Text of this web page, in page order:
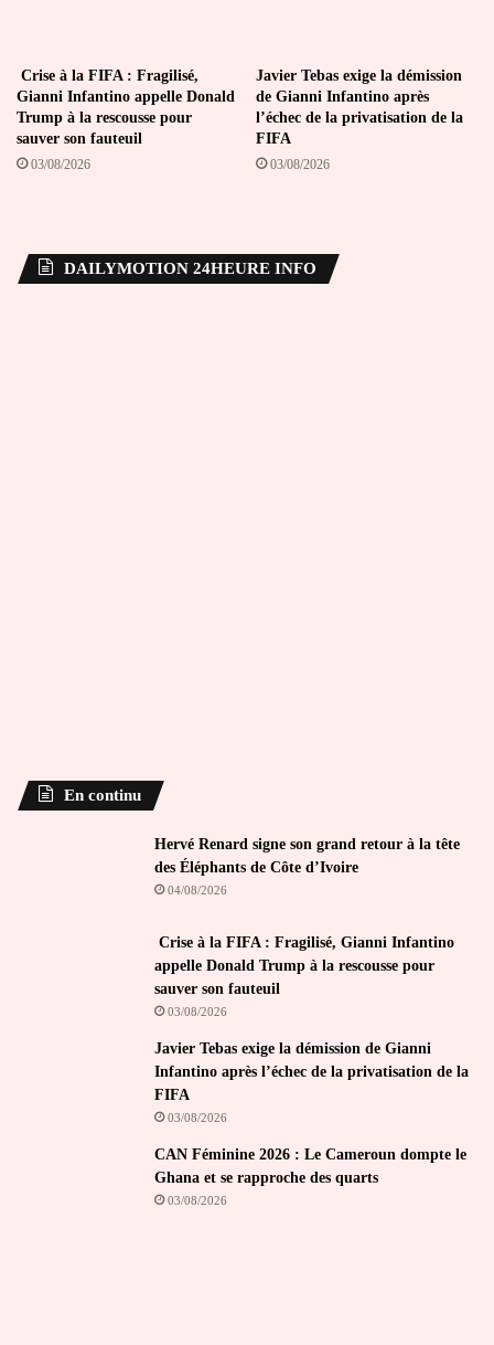
Crise à la FIFA : Fragilisé,
Gianni Infantino appelle Donald
Trump à la rescousse pour
sauver son fauteuil
03/08/2026
Javier Tebas exige la démission
de Gianni Infantino après
l’échec de la privatisation de la
FIFA
03/08/2026
DAILYMOTION 24HEURE INFO
En continu
Hervé Renard signe son grand retour à la tête
des Éléphants de Côte d’Ivoire
04/08/2026
Crise à la FIFA : Fragilisé, Gianni Infantino
appelle Donald Trump à la rescousse pour
sauver son fauteuil
03/08/2026
Javier Tebas exige la démission de Gianni
Infantino après l’échec de la privatisation de la
FIFA
03/08/2026
CAN Féminine 2026 : Le Cameroun dompte le
Ghana et se rapproche des quarts
03/08/2026